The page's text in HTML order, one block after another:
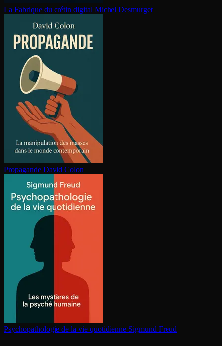
La Fabrique du crétin digital Michel Desmurget
Propagande David Colon
Psy­cho­pa­tho­lo­gie de la vie quotidienne Sigmund Freud